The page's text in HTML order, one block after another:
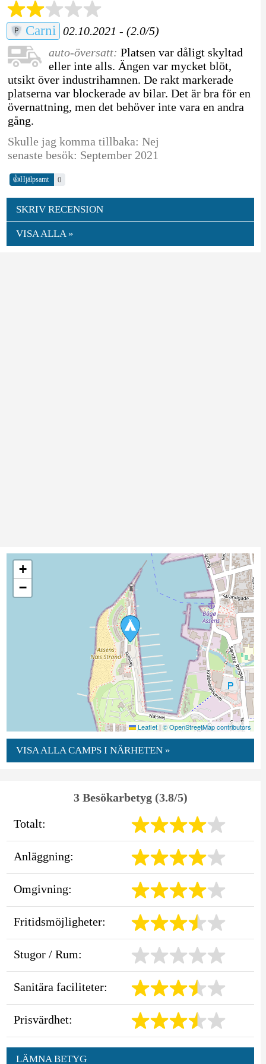
Carni 02.10.2021 - (2.0/5)
auto-översatt: Platsen var dåligt skyltad
eller inte alls. Ängen var mycket blöt,
utsikt över industrihamnen. De rakt markerade
platserna var blockerade av bilar. Det är bra för en
övernattning, men det behöver inte vara en andra
gång.
Skulle jag komma tillbaka: Nej
senaste besök: September 2021
👍Hjälpsamt 0
SKRIV RECENSION
VISA ALLA »
+
−
Leaflet |© OpenStreetMap contributors
VISA ALLA CAMPS I NÄRHETEN »
3 Besökarbetyg (3.8/5)
Totalt:
Anläggning:
Omgivning:
Fritidsmöjligheter:
Stugor / Rum:
Sanitära faciliteter:
Prisvärdhet:
LÄMNA BETYG